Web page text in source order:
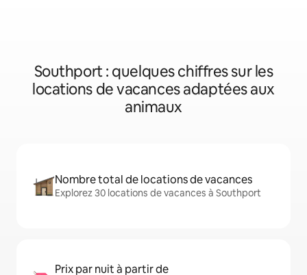
Southport : quelques chiffres sur les
locations de vacances adaptées aux
animaux
Nombre total de locations de vacances
Explorez 30 locations de vacances à Southport
Prix par nuit à partir de